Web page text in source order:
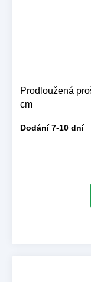
Prodloužená
cm
Dodání 7-10 dní